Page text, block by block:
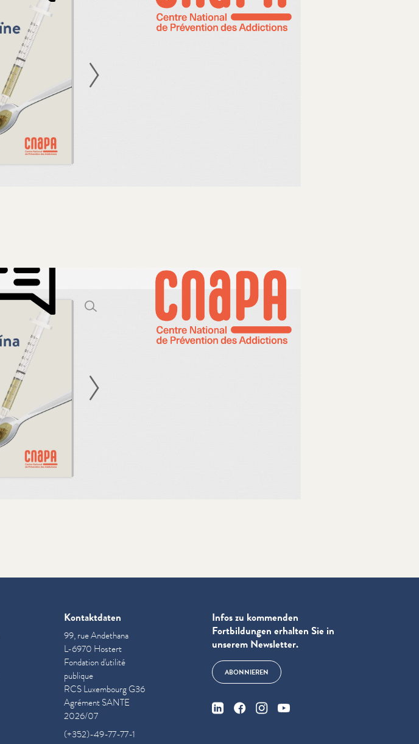
Kontaktdaten
99, rue Andethana
L-6970 Hostert
Fondation d'utilité
publique
RCS Luxembourg G36
Agrément SANTE
2026/07
(+352)-49-77-77-1
Infos zu kommenden
Fortbildungen erhalten Sie in
unserem Newsletter.
ABONNIEREN